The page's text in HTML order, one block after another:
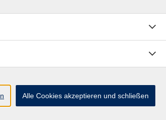
Überschuss-Rechnung Xpert
Alle Cookies akzeptieren und schließen